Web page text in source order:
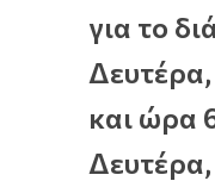
για το
και ώρα
Δευτέρα,